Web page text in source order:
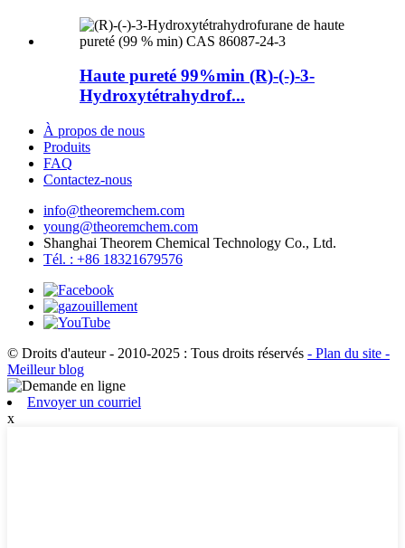
Haute pureté 99%min (R)-(-)-3-
Hydroxytétrahydrof...
À propos de nous
Produits
FAQ
Contactez-nous
info@theoremchem.com
young@theoremchem.com
Shanghai Theorem Chemical Technology Co., Ltd.
Tél. : +86 18321679576
© Droits d'auteur - 2010-2025 : Tous droits réservés - Plan du site -
Meilleur blog
Envoyer un courriel
x